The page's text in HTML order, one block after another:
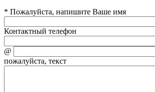
* Пожалуйста, напишите Ваше имя
Контактный телефон
@
пожалуйста, текст